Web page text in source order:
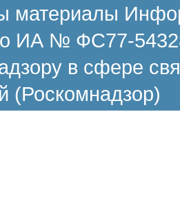
материалы
ИА № ФС77-
в сфере
(Роскомнадзор)